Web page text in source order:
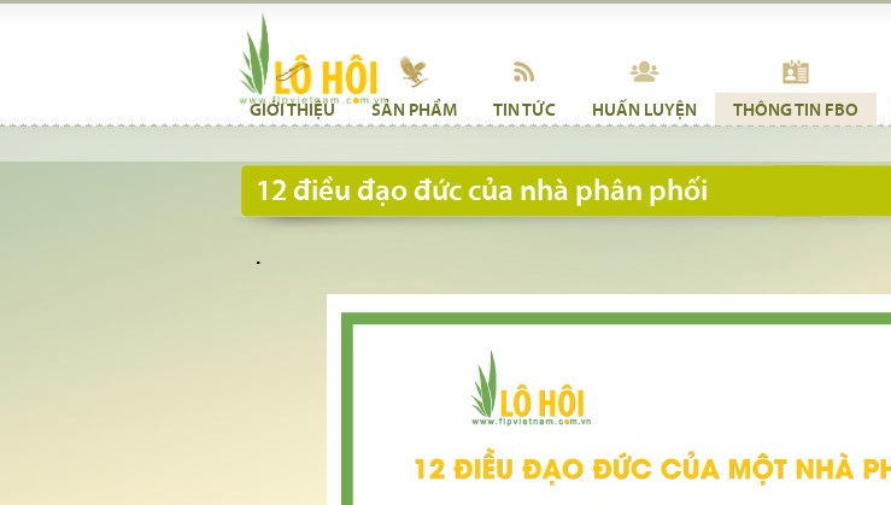
GIỚI THIỆU SẢN PHẨM TIN TỨC HUẤN LUYỆN THÔNG TIN FBO
12 điều đạo đức của nhà phân phối
.